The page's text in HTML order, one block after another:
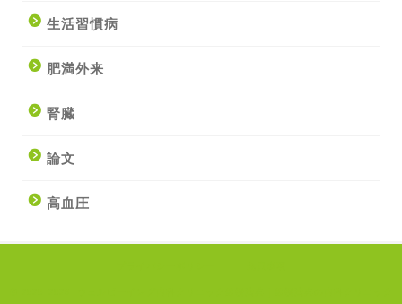
生活習慣病
肥満外来
腎臓
論文
高血圧